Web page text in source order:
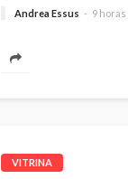
Andrea Essus 9 horas
enólogos, en un país
VITRINA